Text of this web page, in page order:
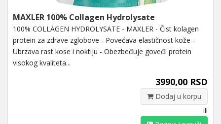
MAXLER 100% Collagen Hydrolysate
100% COLLAGEN HYDROLYSATE - MAXLER - Čist kolagen
protein za zdrave zglobove - Povećava elastičnost kože -
Ubrzava rast kose i noktiju - Obezbeđuje goveđi protein
visokog kvaliteta...
3990,00 RSD
Dodaj u korpu
ili